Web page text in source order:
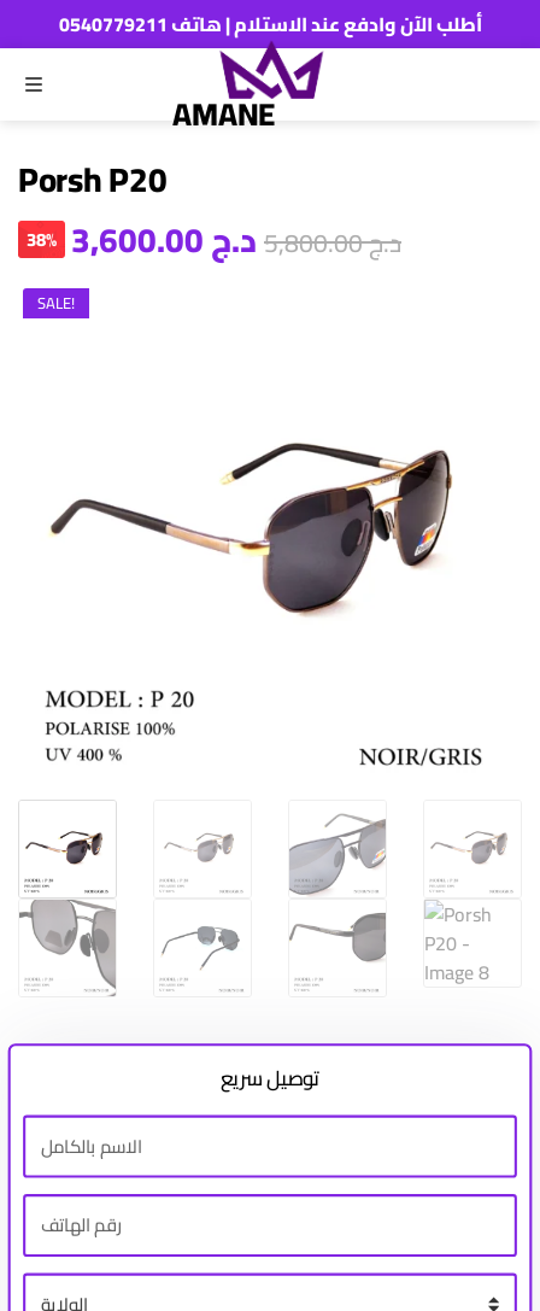
أطلب الآن وادفع عند الاستلام | هاتف 0540779211
MENU AMANE
Porsh P20
د.ج
د.ج5,800.00
38%
SALE!
توصيل سريع